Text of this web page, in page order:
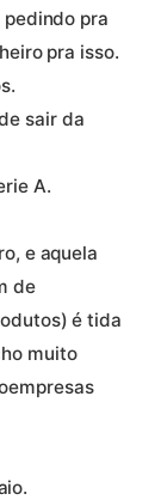
pra
pra isso.
sair da
A.
e aquela
de
é tida
muito